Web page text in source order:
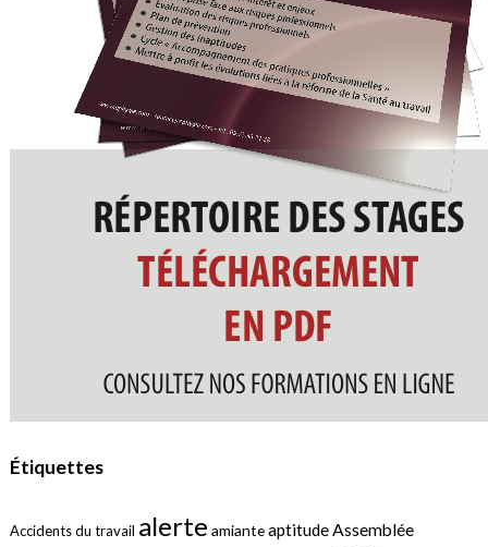
Étiquettes
Accidents du travail alerte amianteaptitudeAssemblée